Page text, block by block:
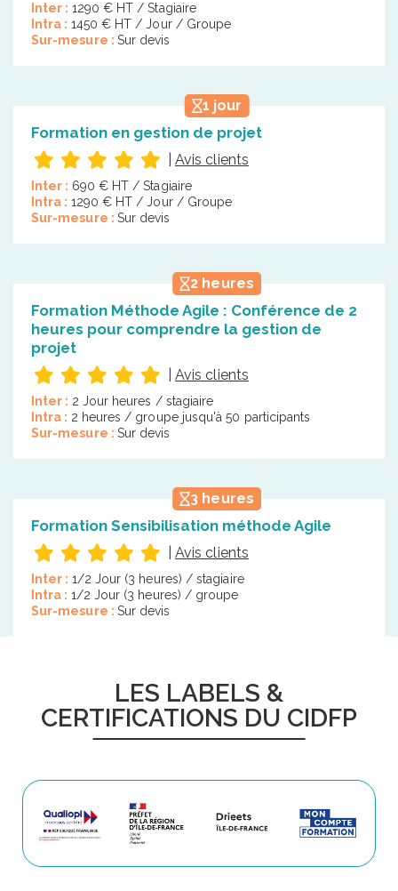
Inter : 1290 € HT / Stagiaire
Intra : 1450 € HT / Jour / Groupe
Sur-mesure : Sur devis
1 jour
Formation en gestion de projet
Avis clients
Inter : 690 € HT / Stagiaire
Intra : 1290 € HT / Jour / Groupe
Sur-mesure : Sur devis
2 heures
Formation Méthode Agile : Conférence de 2
heures pour comprendre la gestion de
projet
Avis clients
Inter : 2 Jour heures / stagiaire
Intra : 2 heures / groupe jusqu'à 50 participants
Sur-mesure : Sur devis
3 heures
Formation Sensibilisation méthode Agile
Avis clients
Inter : 1/2 Jour (3 heures) / stagiaire
Intra : 1/2 Jour (3 heures) / groupe
Sur-mesure : Sur devis
LES LABELS &
CERTIFICATIONS DU CIDFP